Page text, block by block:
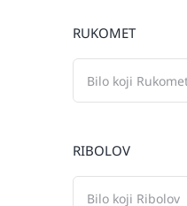
RUKOMET
RIBOLOV